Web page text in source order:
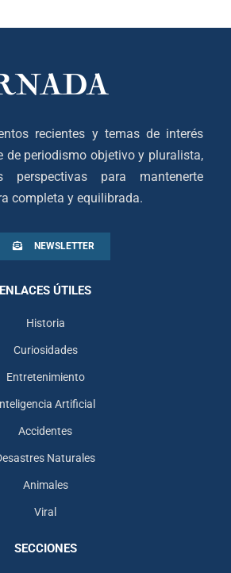
recientes y temas de interés
de periodismo objetivo y pluralista,
perspectivas para mantenerte
completa y equilibrada.
NEWSLETTER
ENLACES ÚTILES
Historia
Curiosidades
Entretenimiento
Artificial
Accidentes
Naturales
Animales
Viral
SECCIONES